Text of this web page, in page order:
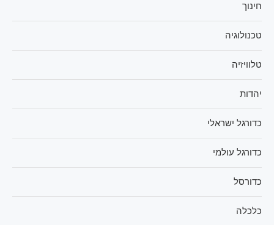
חינוך
טכנולוגיה
טלוויזיה
יהדות
כדורגל ישראלי
כדורגל עולמי
כדורסל
כלכלה